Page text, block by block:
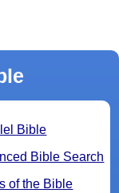
Bible
Bible Search
of the Bible